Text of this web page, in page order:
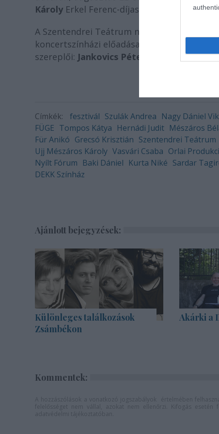
Károly Erkel Ferenc-díjas zongoraművész.
A Szentendrei Teátrum nyári évadát a
koncertszínházi előadása zárja. A DEKK
szereplői: Jankovics Péter, Szabó Zoltánés
Címkék: fesztivál Szulák Andrea Nagy Dániel
FÜGE Tompos Kátya Hernádi Judit Mészáros
Für Anikó Grecsó Krisztián Szentendrei Teátrum
Ujj Mészáros Károly Vasvári Csaba Orlai
Nyílt Fórum Baki Dániel Kurta Niké Sardar
DEKK Színház
Ajánlott bejegyzések:
Különleges találkozások
Zsámbékon
Akárki a
Kommentek: